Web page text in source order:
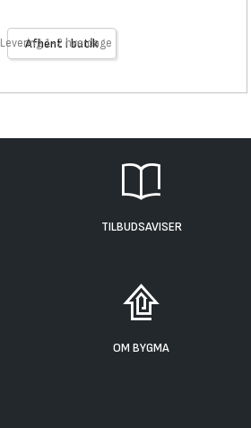
Afhent i butik
Levering 1-2 hverdage
TILBUDSAVISER
OM BYGMA